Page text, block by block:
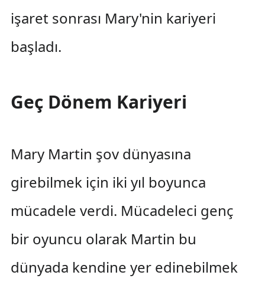
işaret sonrası Mary'nin kariyeri
başladı.
Geç Dönem Kariyeri
Mary Martin şov dünyasına
girebilmek için iki yıl boyunca
mücadele verdi. Mücadeleci genç
bir oyuncu olarak Martin bu
dünyada kendine yer edinebilmek